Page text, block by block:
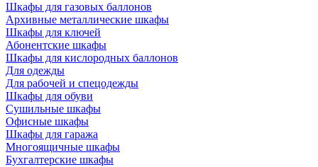
Шкафы для газовых баллонов
Архивные металлические шкафы
Шкафы для ключей
Абонентские шкафы
Шкафы для кислородных баллонов
Для одежды
Для рабочей и спецодежды
Шкафы для обуви
Сушильные шкафы
Офисные шкафы
Шкафы для гаража
Многоящичные шкафы
Бухгалтерские шкафы